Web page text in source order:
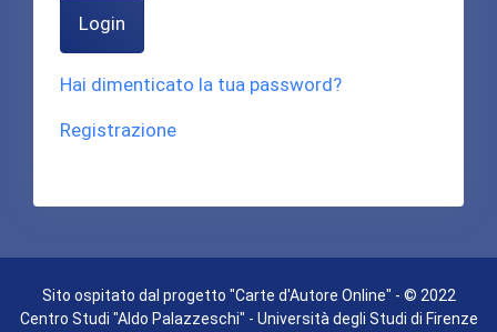
Login
Hai dimenticato la tua password?
Registrazione
Sito ospitato dal progetto "Carte d'Autore Online" - © 2022
Centro Studi "Aldo Palazzeschi" - Università degli Studi di Firenze